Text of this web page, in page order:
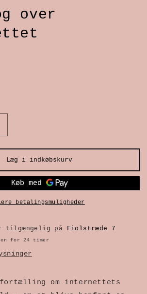
over
forLæg i indkøbskurv
betalingsmuligheder
tilgængelig på Fiolstræde 7
for 24 timer
fortælling om internettets